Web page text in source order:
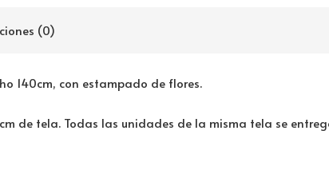
(0)
140cm, con estampado de flores.
de tela. Todas las unidades de la misma tela se